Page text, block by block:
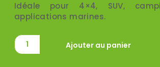
Idéale pour 4×4, SUV,
applications marines.
Ajouter au panier